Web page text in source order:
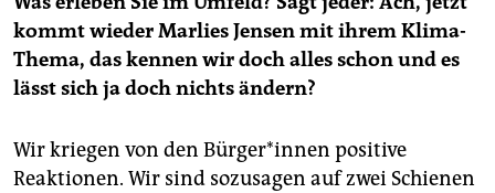
kommt wieder Marlies Jensen mit ihrem Klima-
Thema, das kennen wir doch alles schon und es
lässt sich ja doch nichts ändern?
Wir kriegen von den Bür­ge­r*in­nen positive
Reaktionen. Wir sind sozusagen auf zwei Schienen